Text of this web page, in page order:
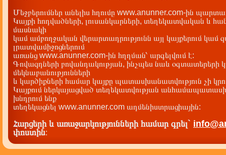
Մեջբերումներ անելիս հղումը www.anunner.com-ին
Կայքի հոդվածների, լուսանկարների, տեղեկատվական և
մասնակի
կամ ամբողջական վերարտադրությունն այլ կայքերում կամ
լրատվամիջոցներում
առանց www.anunner.com-ին հղղման՝ արգելվում է:
Գովազդների բովանդակության, ինչպես նաև օգտատերերի
մեկնաբանությունների
և կարծիքների համար կայքը պատասխանատվություն չի
Կայքում ներկայացված տեղեկատվության
խնդրում ենք
տեղեկացնել www.anunner.com ադմենիստրացիային:
Հարցերի և առաջարկությունների համար գրել`
փոստին: